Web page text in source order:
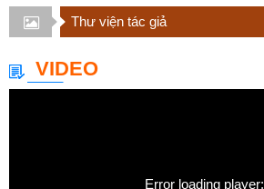
Thư viện tác giả
VIDEO
Error loading player: